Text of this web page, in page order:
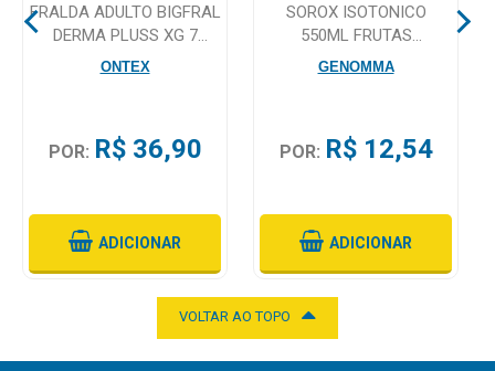
Aparelhos
Socorros
Utilidade
FRALDA ADULTO BIGFRAL
DERMA PLUSS XG 7
UNIDADES
ONTEX
POR: R$ 36,90
ADICIONAR
SOROX ISOTONICO
550ML FRUTAS
AMARELAS
GENOMMA
POR: R$ 12,54
ADICIONAR
VOLTAR AO TOPO